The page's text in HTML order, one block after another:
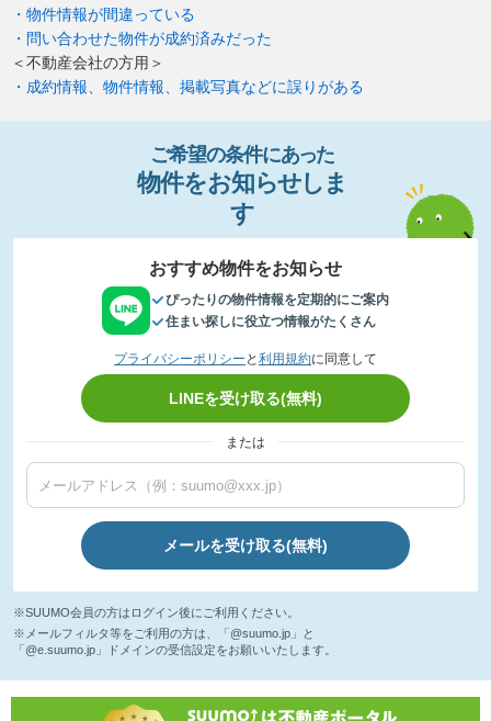
・物件情報が間違っている
・問い合わせた物件が成約済みだった
＜不動産会社の方用＞
・成約情報、物件情報、掲載写真などに誤りがある
ご希望の条件にあった
物件をお知らせし ま
す
おすすめ物件をお知らせ
ぴったりの物件情報を定期的にご案内
住まい探しに役立つ情報がたくさん
プライバシーポリシー と 利用規約に同意して
LINEを受け取る(無料)
または
メールを受け取る(無料)
※SUUMO会員の方はログイン後にご利用ください。
※メールフィルタ等をご利用の方は、「@suumo.jp」と
「@e.suumo.jp」ドメインの受信設定をお願いいたします。